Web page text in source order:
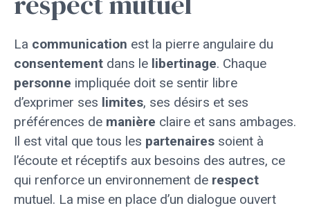
La communication est la pierre angulaire du
consentement dans le libertinage. Chaque
personne impliquée doit se sentir libre
d’exprimer ses limites, ses désirs et ses
préférences de manière claire et sans ambages.
Il est vital que tous les partenaires soient à
l’écoute et réceptifs aux besoins des autres, ce
qui renforce un environnement de respect
mutuel. La mise en place d’un dialogue ouvert